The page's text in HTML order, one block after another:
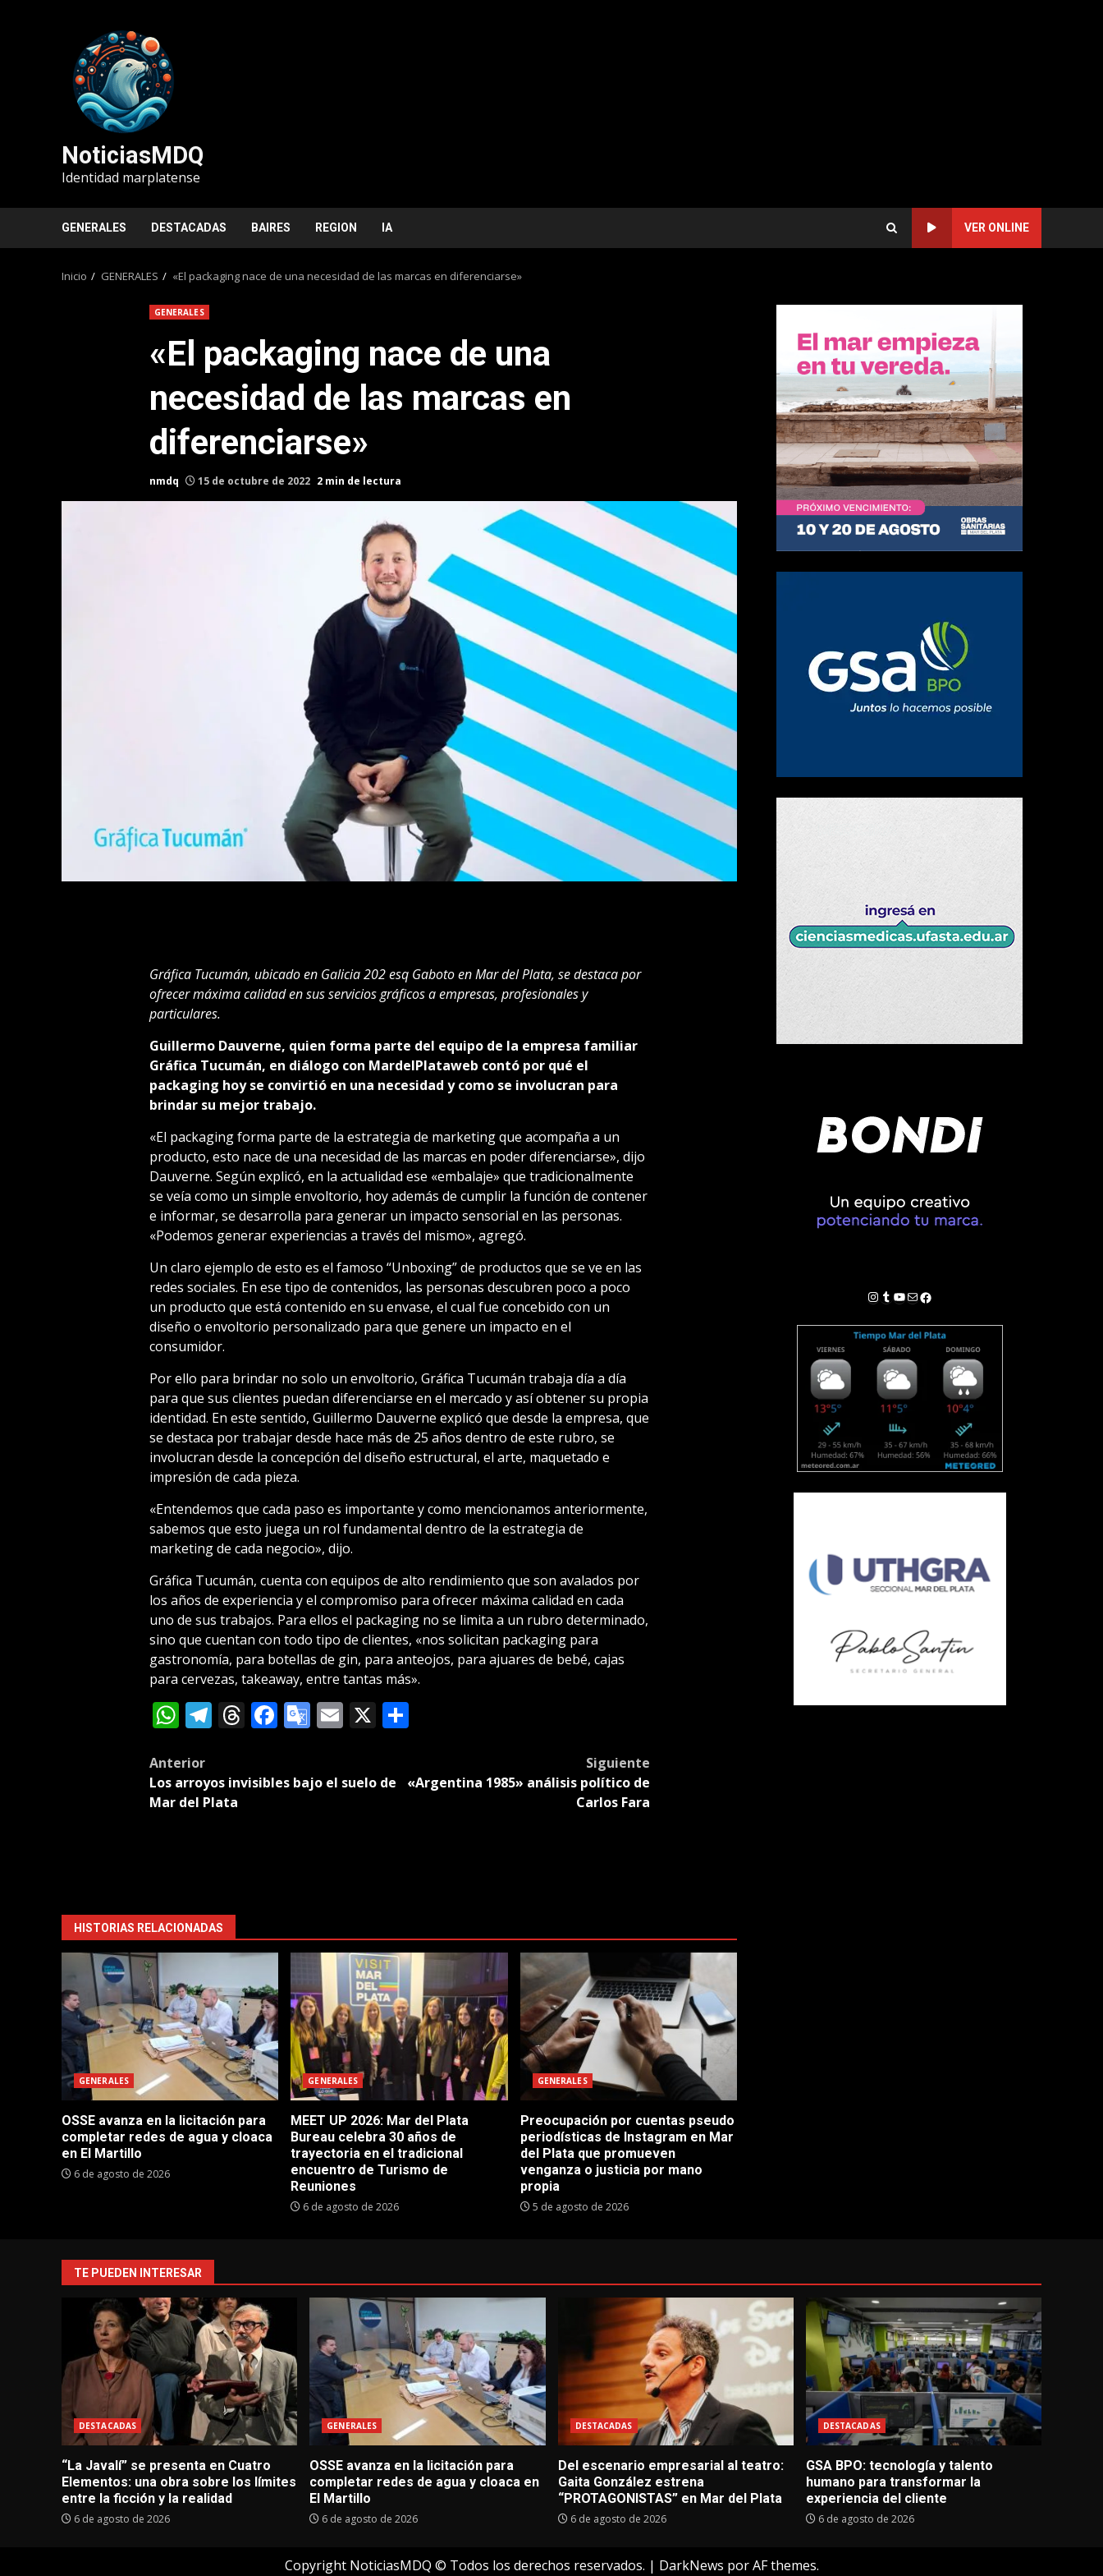
NoticiasMDQ
Identidad marplatense
GENERALES DESTACADAS BAIRES REGION IA VER ONLINE
Inicio GENERALES «El packaging nace de una necesidad de las marcas en diferenciarse»
GENERALES
«El packaging nace de una
necesidad de las marcas en
diferenciarse»
nmdq 15 de octubre de 2022 2 min de lectura
Gráfica Tucumán, ubicado en Galicia 202 esq Gaboto en Mar del Plata, se destaca por
ofrecer máxima calidad en sus servicios gráficos a empresas, profesionales y
particulares.
Guillermo Dauverne, quien forma parte del equipo de la empresa familiar
Gráfica Tucumán, en diálogo con MardelPlataweb contó por qué el
packaging hoy se convirtió en una necesidad y como se involucran para
brindar su mejor trabajo.
«El packaging forma parte de la estrategia de marketing que acompaña a un
producto, esto nace de una necesidad de las marcas en poder diferenciarse», dijo
Dauverne. Según explicó, en la actualidad ese «embalaje» que tradicionalmente
se veía como un simple envoltorio, hoy además de cumplir la función de contener
e informar, se desarrolla para generar un impacto sensorial en las personas.
«Podemos generar experiencias a través del mismo», agregó.
Un claro ejemplo de esto es el famoso “Unboxing” de productos que se ve en las
redes sociales. En ese tipo de contenidos, las personas descubren poco a poco
un producto que está contenido en su envase, el cual fue concebido con un
diseño o envoltorio personalizado para que genere un impacto en el
consumidor.
Por ello para brindar no solo un envoltorio, Gráfica Tucumán trabaja día a día
para que sus clientes puedan diferenciarse en el mercado y así obtener su propia
identidad. En este sentido, Guillermo Dauverne explicó que desde la empresa, que
se destaca por trabajar desde hace más de 25 años dentro de este rubro, se
involucran desde la concepción del diseño estructural, el arte, maquetado e
impresión de cada pieza.
«Entendemos que cada paso es importante y como mencionamos anteriormente,
sabemos que esto juega un rol fundamental dentro de la estrategia de
marketing de cada negocio», dijo.
Gráfica Tucumán, cuenta con equipos de alto rendimiento que son avalados por
los años de experiencia y el compromiso para ofrecer máxima calidad en cada
uno de sus trabajos. Para ellos el packaging no se limita a un rubro determinado,
sino que cuentan con todo tipo de clientes, «nos solicitan packaging para
gastronomía, para botellas de gin, para anteojos, para ajuares de bebé, cajas
para cervezas, takeaway, entre tantas más».
WhatsApp
Telegram
Threads
Facebook
Google
Translate
Email
X Compartir
Post
navigation
Anterior
Los arroyos invisibles bajo el suelo de
Mar del Plata
Siguiente
«Argentina 1985» análisis político de
Carlos Fara
HISTORIAS RELACIONADAS
GENERALES
OSSE avanza en la licitación para
completar redes de agua y cloaca
en El Martillo
6 de agosto de 2026
GENERALES
MEET UP 2026: Mar del Plata
Bureau celebra 30 años de
trayectoria en el tradicional
encuentro de Turismo de
Reuniones
6 de agosto de 2026
GENERALES
Preocupación por cuentas pseudo
periodísticas de Instagram en Mar
del Plata que promueven
venganza o justicia por mano
propia
5 de agosto de 2026
Instagram
Tumblr
YouTube
Correo electrónico
Facebook
TE PUEDEN INTERESAR
DESTACADAS
“La Javalí” se presenta en Cuatro
Elementos: una obra sobre los límites
entre la ficción y la realidad
6 de agosto de 2026
GENERALES
OSSE avanza en la licitación para
completar redes de agua y cloaca en
El Martillo
6 de agosto de 2026
DESTACADAS
Del escenario empresarial al teatro:
Gaita González estrena
“PROTAGONISTAS” en Mar del Plata
6 de agosto de 2026
DESTACADAS
GSA BPO: tecnología y talento
humano para transformar la
experiencia del cliente
6 de agosto de 2026
Copyright NoticiasMDQ © Todos los derechos reservados. | DarkNews por AF themes.